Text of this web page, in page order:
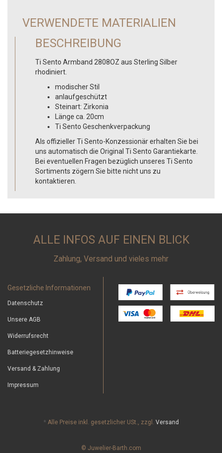
VERWENDETE MATERIALIEN
BESCHREIBUNG
Ti Sento Armband 2808OZ aus Sterling Silber
rhodiniert.
modischer Stil
anlaufgeschützt
Steinart: Zirkonia
Länge ca. 20cm
Ti Sento Geschenkverpackung
Als offizieller Ti Sento-Konzessionär erhalten Sie bei
uns automatisch die Original Ti Sento Garantiekarte.
Bei eventuellen Fragen bezüglich unseres Ti Sento
Sortiments zögern Sie bitte nicht uns zu
kontaktieren.
ALLE INFOS AUF EINEN BLICK
Zahlung, Versand und vieles mehr
Gesetzliche Informationen
Datenschutz
Unsere AGB
Widerrufsrecht
Batteriegesetzhinweise
Versand & Zahlung
Impressum
* Alle Preise inkl. gesetzlicher USt., zzgl. Versand
© Juwelier-Barth.com